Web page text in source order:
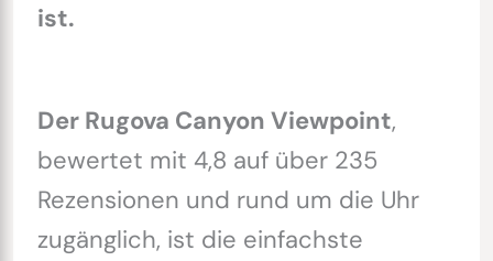
ist.
Der Rugova Canyon Viewpoint,
bewertet mit 4,8 auf über 235
Rezensionen und rund um die Uhr
zugänglich, ist die einfachste